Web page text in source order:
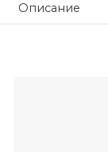
Описание